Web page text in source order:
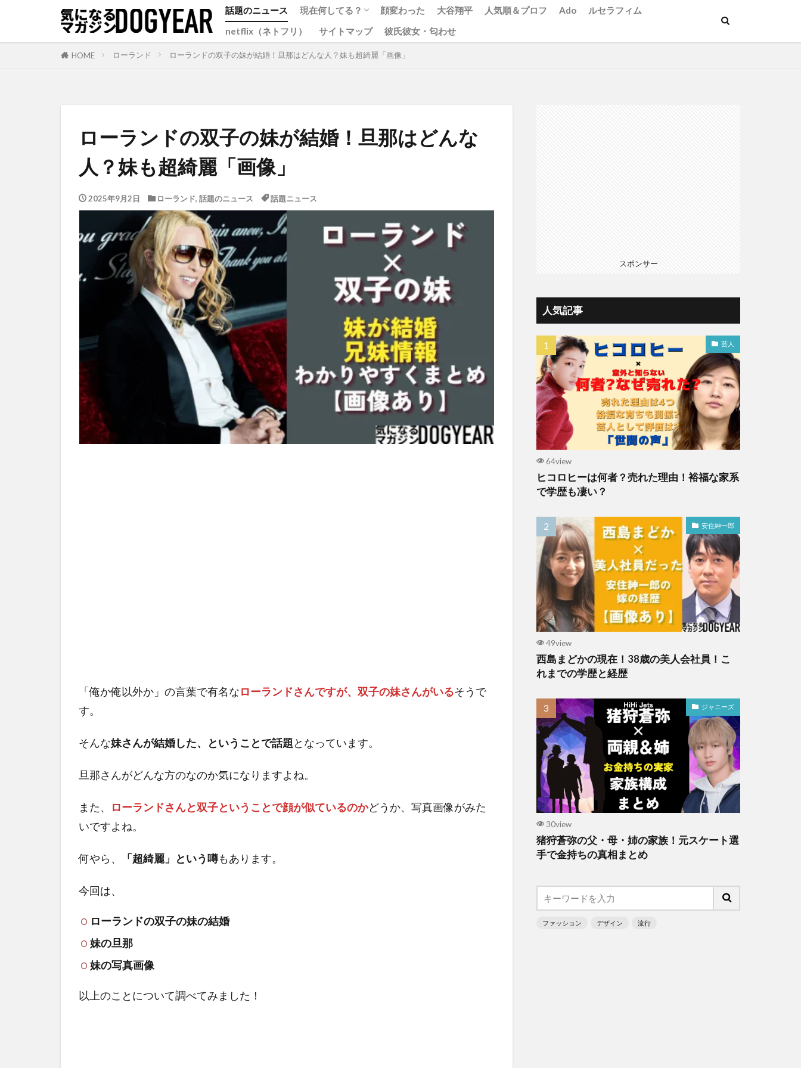
話題のニュース 現在何してる？
松本人志
ジャニーズ
顔変わった 大谷翔平 人気順＆プロフ Ado
ルセラフィム
netflix（ネトフリ）
サイトマップ 彼氏彼女・匂わせ
HOME ローランド ローランドの双子の妹が結婚！旦那はどんな人？妹も超綺麗「画像」
ローランドの双子の妹が結婚！旦那はどんな
人？妹も超綺麗「画像」
2025年9月2日 ローランド, 話題のニュース 話題ニュース
「俺か俺以外か」の言葉で有名なローランドさんですが、双子の妹さんがいるそうで
す。
そんな妹さんが結婚した、ということで話題となっています。
旦那さんがどんな方のなのか気になりますよね。
また、 ローランドさんと双子ということで顔が似ているのかどうか、写真画像がみた
いですよね。
何やら、 「超綺麗」という噂もあります。
今回は、
ローランドの双子の妹の結婚
妹の旦那
妹の写真画像
以上のことについて調べてみました！
スポンサー
人気記事
芸人
64view
ヒコロヒーは何者？売れた理由！裕福な家系
で学歴も凄い？
安住紳一郎
49view
西島まどかの現在！38歳の美人会社員！こ
れまでの学歴と経歴
ジャニーズ
30view
猪狩蒼弥の父・母・姉の家族！元スケート選
手で金持ちの真相まとめ
ファッション デザイン 流行